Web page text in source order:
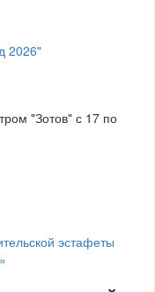
"Зотов" с 17 по